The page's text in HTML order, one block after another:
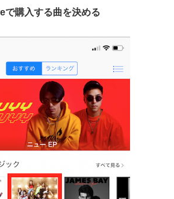
で購入する曲を決める